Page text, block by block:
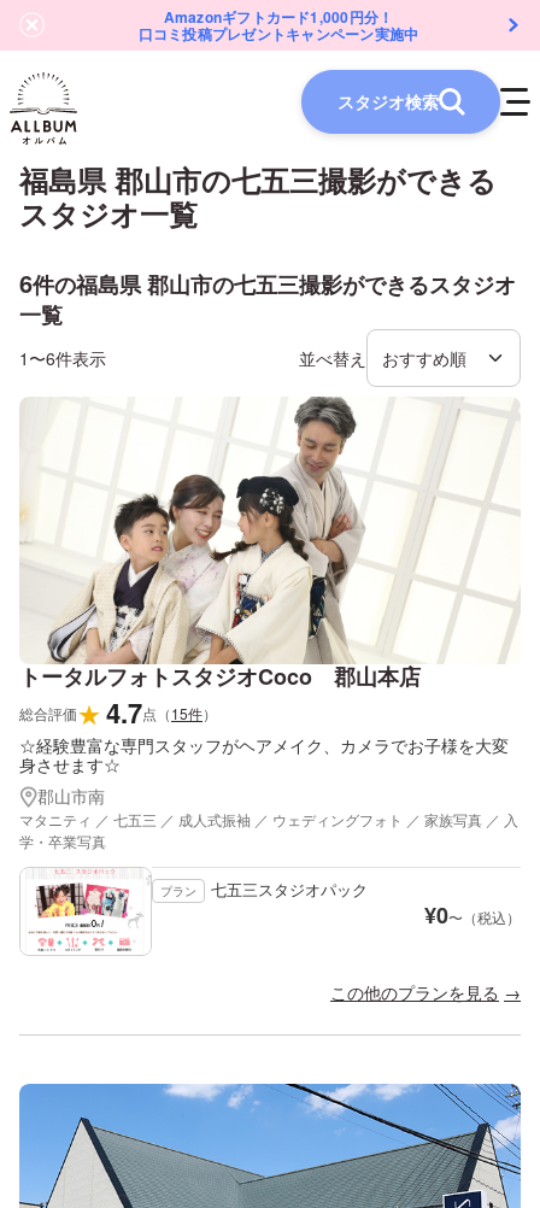
Amazonギフトカード1,000円分！
口コミ投稿プレゼントキャンペーン実施中
スタジオ検索
福島県 郡山市の七五三撮影ができる
スタジオ一覧
6件の福島県 郡山市の七五三撮影ができるスタジオ
一覧
1〜6件表示 並べ替え
トータルフォトスタジオCoco 郡山本店
総合評価★4.7点 （15件）
☆経験豊富な専門スタッフがヘアメイク、カメラでお子様を大変
身させます☆
郡山市南
マタニティ ／ 七五三 ／ 成人式振袖 ／ ウェディングフォト ／ 家族写真 ／ 入
学・卒業写真
プラン 七五三スタジオパック
¥0〜（税込）
この他のプランを見る